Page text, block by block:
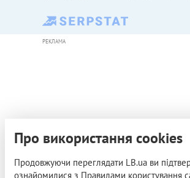
РЕКЛАМА
Про використання cookies
Продовжуючи переглядати LB.ua ви
ознайомилися з Правилами користування